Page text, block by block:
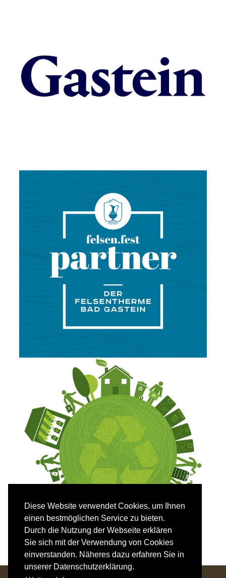
Diese Website verwendet Cookies, um Ihnen
einen bestmöglichen Service zu bieten.
Durch die Nutzung der Webseite erklären
Sie sich mit der Verwendung von Cookies
einverstanden. Näheres dazu erfahren Sie in
unserer Datenschutzerklärung.